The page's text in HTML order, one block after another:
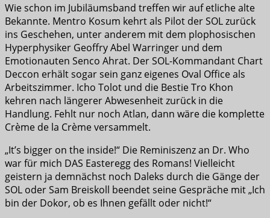
Wie schon im Jubiläumsband treffen wir auf etliche alte
Bekannte. Mentro Kosum kehrt als Pilot der SOL zurück
ins Geschehen, unter anderem mit dem plophosischen
Hyperphysiker Geoffry Abel Warringer und dem
Emotionauten Senco Ahrat. Der SOL-Kommandant Chart
Deccon erhält sogar sein ganz eigenes Oval Office als
Arbeitszimmer. Icho Tolot und die Bestie Tro Khon
kehren nach längerer Abwesenheit zurück in die
Handlung. Fehlt nur noch Atlan, dann wäre die komplette
Crème de la Crème versammelt.
„It’s bigger on the inside!“ Die Reminiszenz an Dr. Who
war für mich DAS Easteregg des Romans! Vielleicht
geistern ja demnächst noch Daleks durch die Gänge der
SOL oder Sam Breiskoll beendet seine Gespräche mit „Ich
bin der Dokor, ob es Ihnen gefällt oder nicht!“